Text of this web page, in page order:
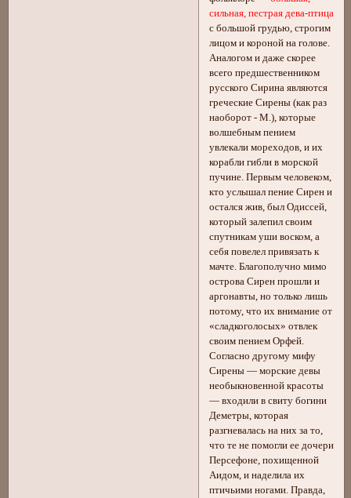
сильная, пестрая дева-птица
с большой грудью, строгим
лицом и короной на голове.
Аналогом и даже скорее
всего предшественником
русского Сирина являются
греческие Сирены (как раз
наоборот - М.), которые
волшебным пением
увлекали мореходов, и их
корабли гибли в морской
пучине. Первым человеком,
кто услышал пение Сирен и
остался жив, был Одиссей,
который залепил своим
спутникам уши воском, а
себя повелел привязать к
мачте. Благополучно мимо
острова Сирен прошли и
аргонавты, но только лишь
потому, что их внимание от
«сладкоголосых» отвлек
своим пением Орфей.
Согласно другому мифу
Сирены — морские девы
необыкновенной красоты
— входили в свиту богини
Деметры, которая
разгневалась на них за то,
что те не помогли ее дочери
Персефоне, похищенной
Аидом, и наделила их
птичьими ногами. Правда,